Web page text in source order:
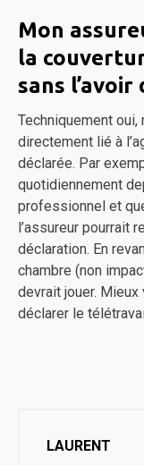
Mon
la
sans l’avoir
Techniquement
directement lié à
déclarée. Par
quotidiennement
professionnel et
l’assureur pourrait
déclaration. En
chambre (non
devrait jouer.
déclarer le
LAURENT